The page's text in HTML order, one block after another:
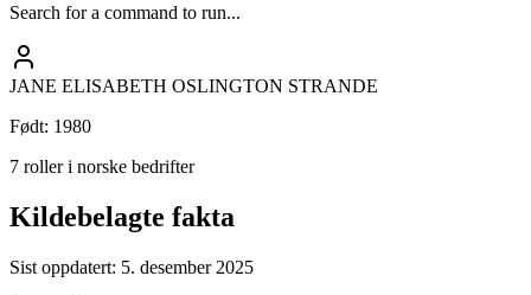
Search for a command to run...
JANE ELISABETH OSLINGTON STRANDE
Født: 1980
7 roller i norske bedrifter
Kildebelagte fakta
Sist oppdatert: 5. desember 2025